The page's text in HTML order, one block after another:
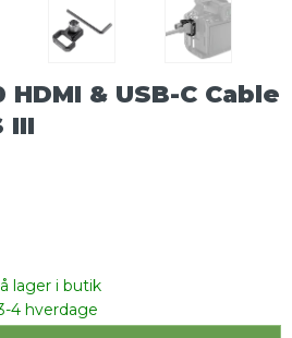
& USB-C Cable
III
lager i butik
4 hverdage